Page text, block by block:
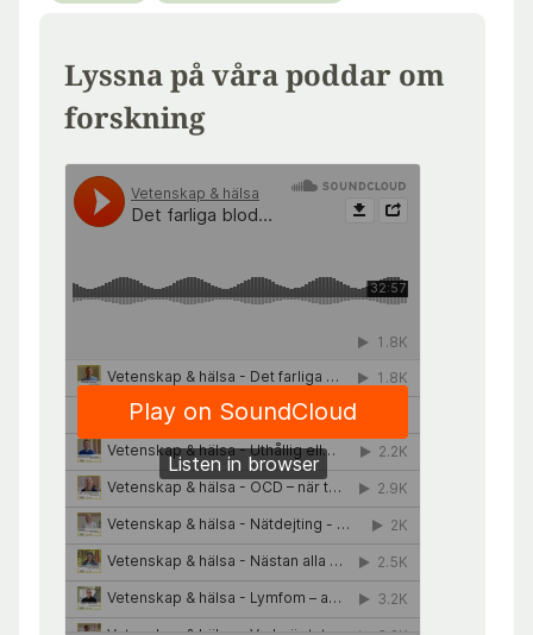
Lyssna på våra poddar om
forskning